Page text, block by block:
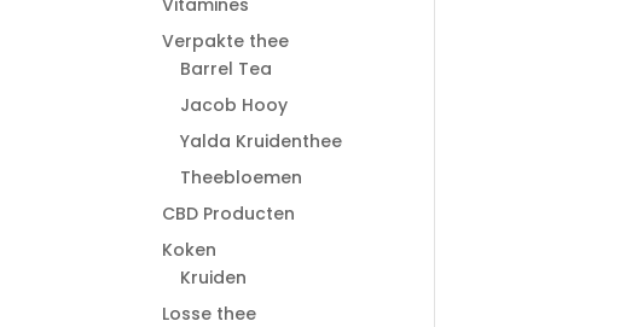
Vitamines
Verpakte thee
Barrel Tea
Jacob Hooy
Yalda Kruidenthee
Theebloemen
CBD Producten
Koken
Kruiden
Losse thee